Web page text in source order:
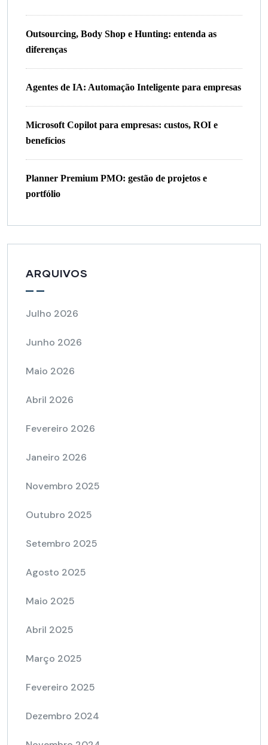
Outsourcing, Body Shop e Hunting: entenda as
diferenças
Agentes de IA: Automação Inteligente para empresas
Microsoft Copilot para empresas: custos, ROI e
benefícios
Planner Premium PMO: gestão de projetos e
portfólio
ARQUIVOS
Julho 2026
Junho 2026
Maio 2026
Abril 2026
Fevereiro 2026
Janeiro 2026
Novembro 2025
Outubro 2025
Setembro 2025
Agosto 2025
Maio 2025
Abril 2025
Março 2025
Fevereiro 2025
Dezembro 2024